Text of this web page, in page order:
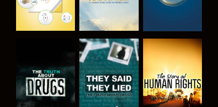
MŰSORNÉZÉS MŰSORNÉZÉS MŰSORNÉZÉS